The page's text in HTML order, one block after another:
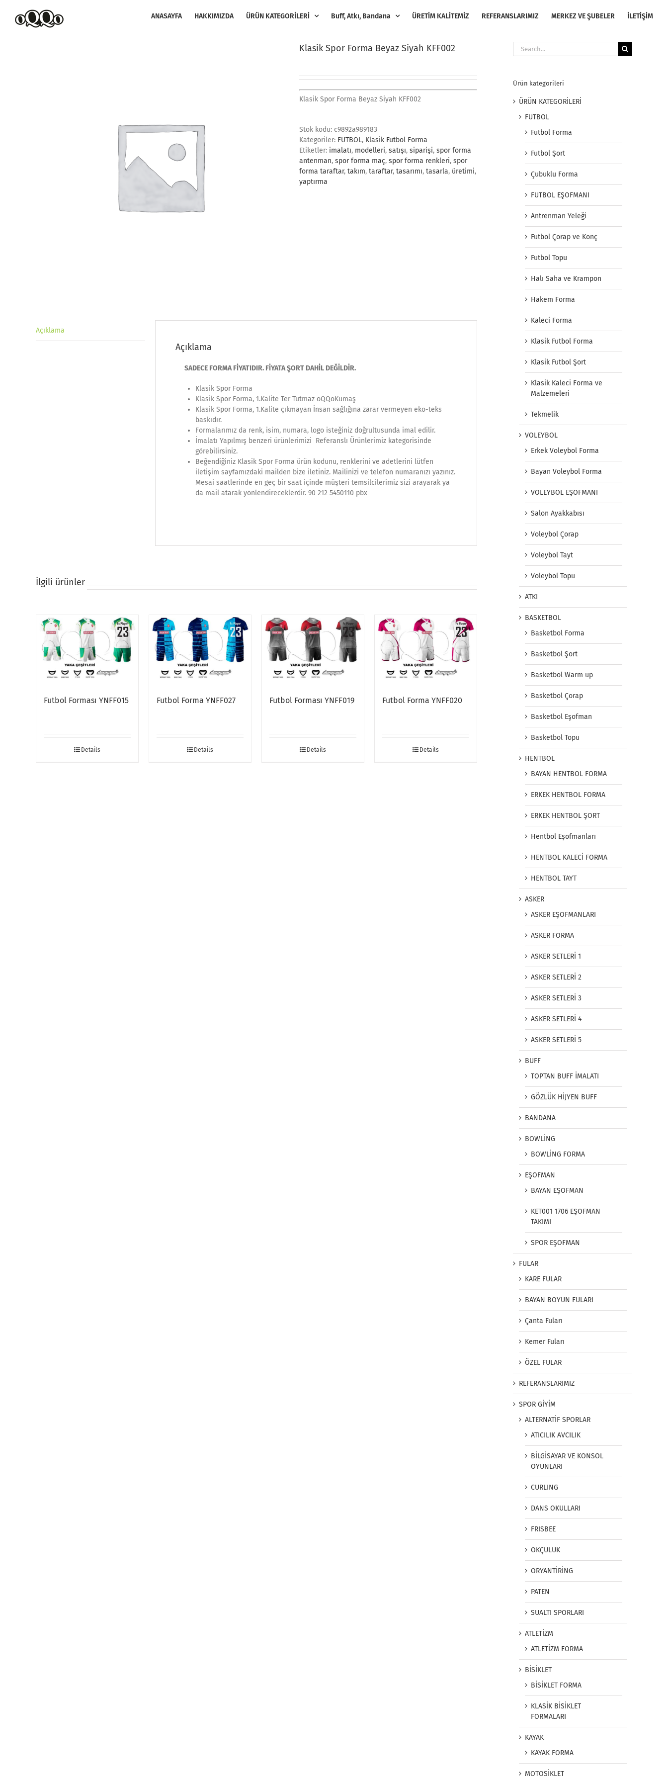
content
ANASAYFA HAKKIMIZDA ÜRÜN KATEGORİLERİ Buff, Atkı, Bandana ÜRETİM KALİTEMİZ REFERANSLARIMIZ MERKEZ VE ŞUBELER İLETİŞİM
Klasik Spor Forma Beyaz Siyah KFF002
Klasik Spor Forma Beyaz Siyah KFF002
Stok kodu: c9892a989183
Kategoriler: FUTBOL, Klasik Futbol Forma
Etiketler: imalatı, modelleri, satışı, siparişi, spor forma
antenman, spor forma maç, spor forma renkleri, spor
forma taraftar, takım, taraftar, tasarımı, tasarla, üretimi,
yaptırma
Açıklama
Açıklama
SADECE FORMA FİYATIDIR. FİYATA ŞORT DAHİL DEĞİLDİR.
Klasik Spor Forma
Klasik Spor Forma, 1.Kalite Ter Tutmaz oQQoKumaş
Klasik Spor Forma, 1.Kalite çıkmayan İnsan sağlığına zarar vermeyen eko-teks
baskıdır.
Formalarımız da renk, isim, numara, logo isteğiniz doğrultusunda imal edilir.
İmalatı Yapılmış benzeri ürünlerimizi Referanslı Ürünlerimiz kategorisinde
görebilirsiniz.
Beğendiğiniz Klasik Spor Forma ürün kodunu, renklerini ve adetlerini lütfen
iletişim sayfamızdaki mailden bize iletiniz. Mailinizi ve telefon numaranızı yazınız.
Mesai saatlerinde en geç bir saat içinde müşteri temsilcilerimiz sizi arayarak ya
da mail atarak yönlendireceklerdir. 90 212 5450110 pbx
İlgili ürünler
Futbol Forması YNFF015
Details
Futbol Forma YNFF027
Details
Futbol Forması YNFF019
Details
Futbol Forma YNFF020
Details
Search
for:
Ürün kategorileri
ÜRÜN KATEGORİLERİ
FUTBOL
Futbol Forma
Futbol Şort
Çubuklu Forma
FUTBOL EŞOFMANI
Antrenman Yeleği
Futbol Çorap ve Konç
Futbol Topu
Halı Saha ve Krampon
Hakem Forma
Kaleci Forma
Klasik Futbol Forma
Klasik Futbol Şort
Klasik Kaleci Forma ve
Malzemeleri
Tekmelik
VOLEYBOL
Erkek Voleybol Forma
Bayan Voleybol Forma
VOLEYBOL EŞOFMANI
Salon Ayakkabısı
Voleybol Çorap
Voleybol Tayt
Voleybol Topu
ATKI
BASKETBOL
Basketbol Forma
Basketbol Şort
Basketbol Warm up
Basketbol Çorap
Basketbol Eşofman
Basketbol Topu
HENTBOL
BAYAN HENTBOL FORMA
ERKEK HENTBOL FORMA
ERKEK HENTBOL ŞORT
Hentbol Eşofmanları
HENTBOL KALECİ FORMA
HENTBOL TAYT
ASKER
ASKER EŞOFMANLARI
ASKER FORMA
ASKER SETLERİ 1
ASKER SETLERİ 2
ASKER SETLERİ 3
ASKER SETLERİ 4
ASKER SETLERİ 5
BUFF
TOPTAN BUFF İMALATI
GÖZLÜK HİJYEN BUFF
BANDANA
BOWLİNG
BOWLİNG FORMA
EŞOFMAN
BAYAN EŞOFMAN
KET001 1706 EŞOFMAN
TAKIMI
SPOR EŞOFMAN
FULAR
KARE FULAR
BAYAN BOYUN FULARI
Çanta Fuları
Kemer Fuları
ÖZEL FULAR
REFERANSLARIMIZ
SPOR GİYİM
ALTERNATİF SPORLAR
ATICILIK AVCILIK
BİLGİSAYAR VE KONSOL
OYUNLARI
CURLING
DANS OKULLARI
FRISBEE
OKÇULUK
ORYANTİRİNG
PATEN
SUALTI SPORLARI
ATLETİZM
ATLETİZM FORMA
BİSİKLET
BİSİKLET FORMA
KLASİK BİSİKLET
FORMALARI
KAYAK
KAYAK FORMA
MOTOSİKLET